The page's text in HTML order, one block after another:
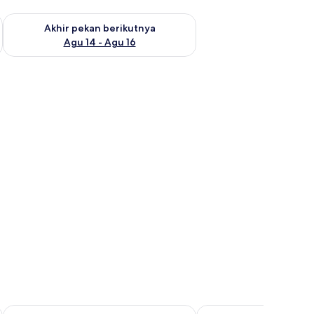
Agu 7 - Agu 9
Akhir pekan berikutnya
Agu 14 - Agu 16
Periksa ketersediaan untuk akhir pekan berikutnya Agu 14 -
| Setrika/meja setrika, tempat tidur bayi gratis, dan Wi-Fi gratis